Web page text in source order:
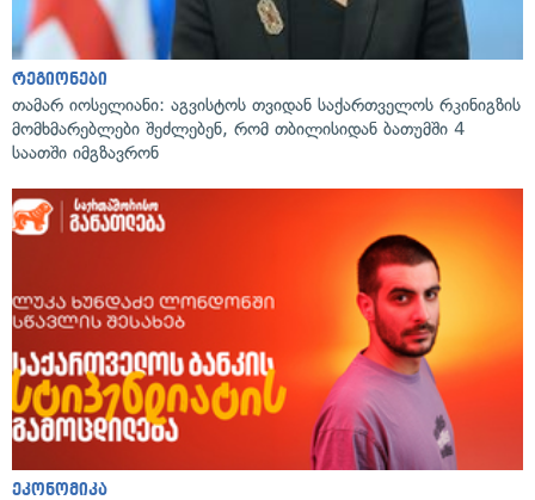
რეგიონები
თამარ იოსელიანი: აგვისტოს თვიდან საქართველოს რკინიგზის
მომხმარებლები შეძლებენ, რომ თბილისიდან ბათუმში 4
საათში იმგზავრონ
ეკონომიკა